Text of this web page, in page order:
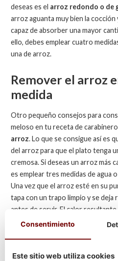
deseas es el arroz redondo o de
arroz aguanta muy bien la cocción
capaz de absorber una mayor
ello, debes emplear cuatro
una de arroz.
Remover el arroz
medida
Otro pequeño consejos para
meloso en tu receta de
arroz. Lo que se consigue así es
del arroz para que el plato tenga
cremosa. Si deseas un arroz más
es emplear tres medidas de agua
Una vez que el arroz esté en su
tapa con un trapo limpio y se deja
antes de servir. El calor
carabineros obtenga ese punto
Ven a Cetárea Burela para
Consentimiento
Este sitio web utiliza cookies